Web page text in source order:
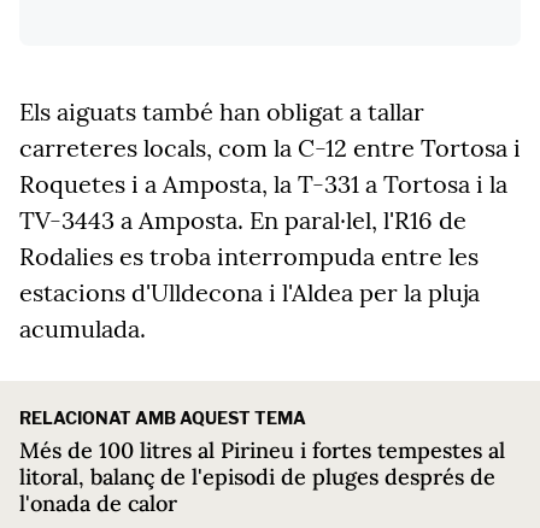
Els aiguats també han obligat a tallar
carreteres locals, com la C-12 entre Tortosa i
Roquetes i a Amposta, la T-331 a Tortosa i la
TV-3443 a Amposta. En paral·lel, l'R16 de
Rodalies es troba interrompuda entre les
estacions d'Ulldecona i l'Aldea per la pluja
acumulada.
RELACIONAT AMB AQUEST TEMA
Més de 100 litres al Pirineu i fortes tempestes al
litoral, balanç de l'episodi de pluges després de
l'onada de calor